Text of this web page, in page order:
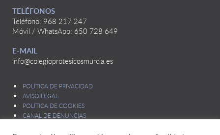
TELÉFONOS
Teléfono: 968 217 247
Móvil / WhatsApp: 650 728 649
E-MAIL
info@colegioprotesicosmurcia.es
POLÍTICA DE PRIVACIDAD
AVISO LEGAL
POLÍTICA DE COOKIES
CANAL DE DENUNCIAS